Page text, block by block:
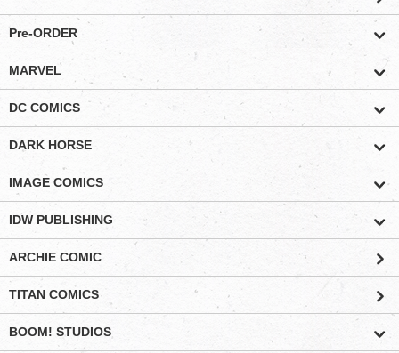
Pre-ORDER
MARVEL
DC COMICS
DARK HORSE
IMAGE COMICS
IDW PUBLISHING
ARCHIE COMIC
TITAN COMICS
BOOM! STUDIOS